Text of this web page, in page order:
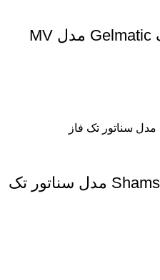
بستنی ساز قیفی ژلماتیک Gelmatic مدل MV
بستنی ساز قیفی شمس Shams مدل سناتور تک